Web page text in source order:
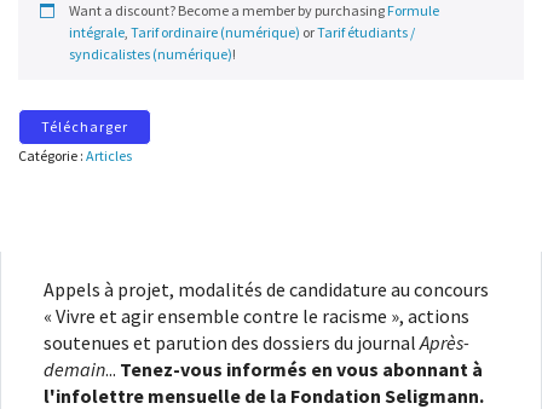
Want a discount? Become a member by purchasing Formule
intégrale, Tarif ordinaire (numérique) orTarif étudiants /
syndicalistes (numérique)!
Télécharger
Catégorie : Articles
Appels à projet, modalités de candidature au concours
« Vivre et agir ensemble contre le racisme », actions
soutenues et parution des dossiers du journal Après-
demain... Tenez-vous informés en vous abonnant à
l'infolettre mensuelle de la Fondation Seligmann.